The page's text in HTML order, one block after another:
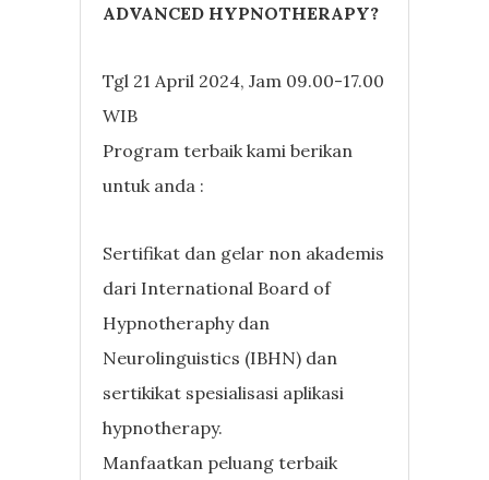
ADVANCED HYPNOTHERAPY?
Tgl 21 April 2024, Jam 09.00-17.00
WIB
Program terbaik kami berikan
untuk anda :
Sertifikat dan gelar non akademis
dari International Board of
Hypnotheraphy dan
Neurolinguistics (IBHN) dan
sertikikat spesialisasi aplikasi
hypnotherapy.
Manfaatkan peluang terbaik